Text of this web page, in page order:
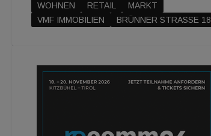
WOHNEN
RETAIL
MARKT
VMF IMMOBILIEN
BRÜNNER STRASSE 185